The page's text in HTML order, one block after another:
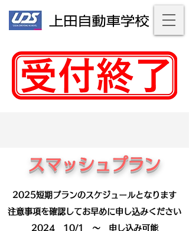
スマッシュプラン
2025短期プランのスケジュールとなります
注意事項を確認して​お早めに申し込みください
​2024 10/1 ～ 申し込み可能